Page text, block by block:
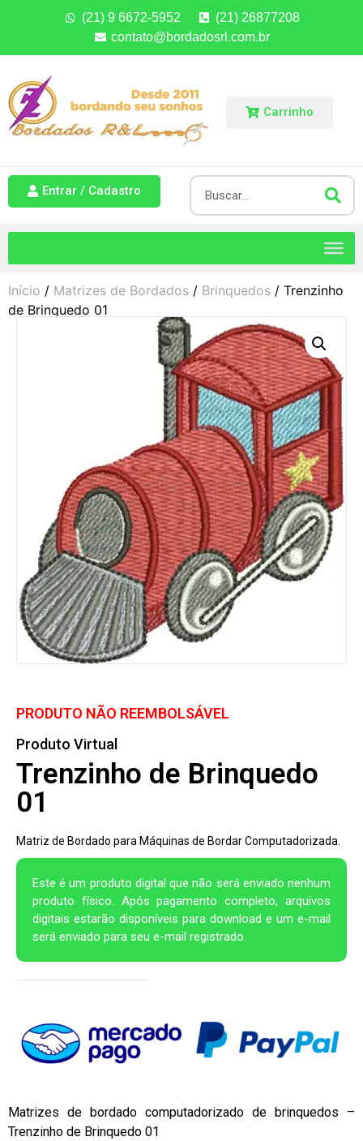
(21) 9 6672-5952
(21) 26877208
contato@bordadosrl.com.br
Carrinho
Entrar / Cadastro
Início / Matrizes de Bordados / Brinquedos / Trenzinho
de Brinquedo 01
PRODUTO NÃO REEMBOLSÁVEL
Produto Virtual
Trenzinho de Brinquedo
01
Matriz de Bordado para Máquinas de Bordar Computadorizada.
Este é um produto digital que não será enviado nenhum
produto físico. Após pagamento completo, arquivos
digitais estarão disponíveis para download e um e-mail
será enviado para seu e-mail registrado.
Matrizes de bordado computadorizado de brinquedos –
Trenzinho de Brinquedo 01